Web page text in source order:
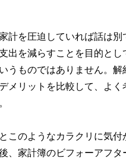
計を圧迫していれば話は別
出を減らすことを目的とし
うものではありません。解
メリットを比較して、よく
このようなカラクリに気付
、家計簿のビフォーアフタ